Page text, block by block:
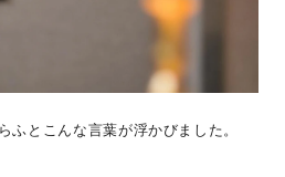
ふとこんな言葉が浮かびました。